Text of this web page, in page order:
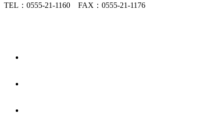
TEL：0555-21-1160 FAX：0555-21-1176